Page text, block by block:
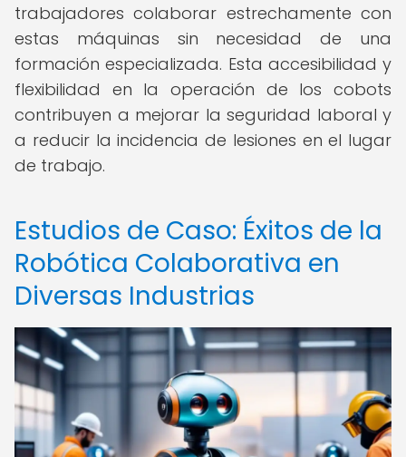
trabajadores colaborar estrechamente con
estas máquinas sin necesidad de una
formación especializada. Esta accesibilidad y
flexibilidad en la operación de los cobots
contribuyen a mejorar la seguridad laboral y
a reducir la incidencia de lesiones en el lugar
de trabajo.
Estudios de Caso: Éxitos de la
Robótica Colaborativa en
Diversas Industrias